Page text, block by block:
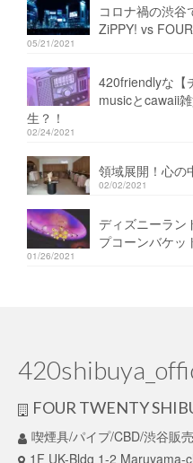
コロナ禍の渋谷
ZiPPY! vs
05/21/2021
420friendlyな【
musicとcawaii
生？！
02/24/2021
領域展開！心の
02/02/2021
ディズニーラン
プコーンバケッ
01/26/2021
FOUR TWENTY
喫煙具/パイプ/CBD/渋谷販
1F UK-Bldg 1-2 Maruyama-